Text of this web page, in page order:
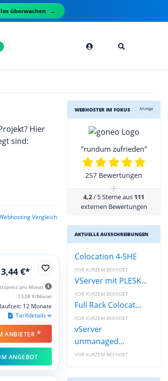
überwachen
Hier
sind:
Vergleich
3,44 €*
pro Monat
13,08 €/Monat
12 Monate
Tarifdetails
ANBIETER *
ANGEBOT
WEBHOSTER IM FOKUS Anzeige
"rundum zufrieden"
257 Bewertungen
+
4,2/ 5 Sterne aus 111
externen Bewertungen
AKTUELLE AUSSCHREIBUNGEN
Colocation 4-5HE
VOR KURZEM BEENDET
VServer mit PLESK...
VOR KURZEM BEENDET
Full Rack Colocat...
VOR KURZEM BEENDET
vServer
unmanaged...
VOR KURZEM BEENDET